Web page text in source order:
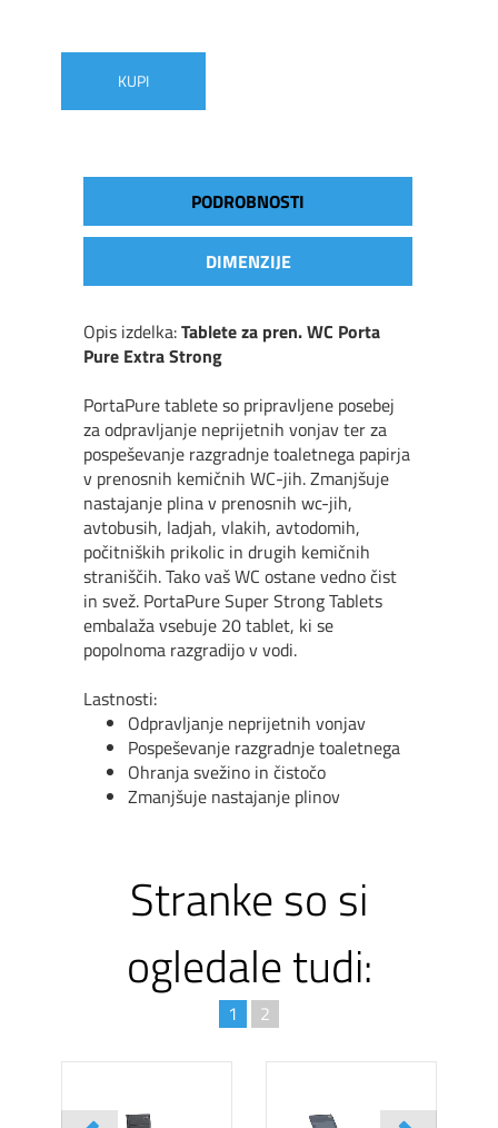
KUPI
PODROBNOSTI
DIMENZIJE
Opis izdelka:Tablete za pren. WC Porta
Pure Extra Strong
PortaPure tablete so pripravljene posebej
za odpravljanje neprijetnih vonjav ter za
pospeševanje razgradnje toaletnega papirja
v prenosnih kemičnih WC-jih. Zmanjšuje
nastajanje plina v prenosnih wc-jih,
avtobusih, ladjah, vlakih, avtodomih,
počitniških prikolic in drugih kemičnih
straniščih. Tako vaš WC ostane vedno čist
in svež. PortaPure Super Strong Tablets
embalaža vsebuje 20 tablet, ki se
popolnoma razgradijo v vodi.
Lastnosti:
Odpravljanje neprijetnih vonjav
Pospeševanje razgradnje toaletnega
Ohranja svežino in čistočo
Zmanjšuje nastajanje plinov
Stranke so si
ogledale tudi:
1 2